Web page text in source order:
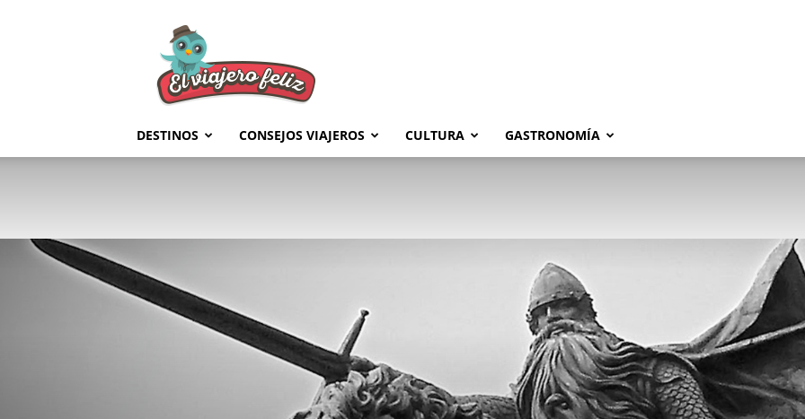
Feliz
DESTINOS CONSEJOS VIAJEROS CULTURA GASTRONOMÍA